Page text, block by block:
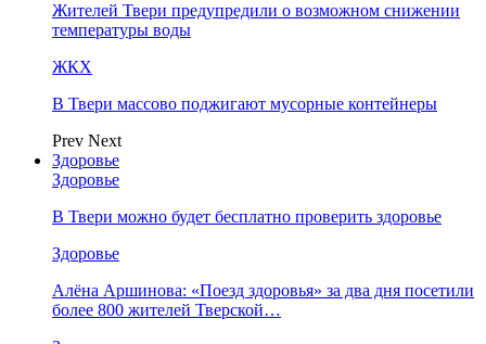
Жителей Твери предупредили о возможном снижении
температуры воды
ЖКХ
В Твери массово поджигают мусорные контейнеры
Prev Next
Здоровье
Здоровье
В Твери можно будет бесплатно проверить здоровье
Здоровье
Алёна Аршинова: «Поезд здоровья» за два дня посетили
более 800 жителей Тверской…